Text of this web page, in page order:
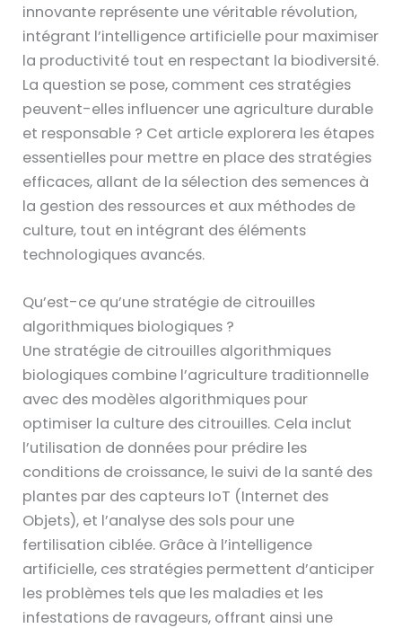
innovante représente une véritable révolution,
intégrant l’intelligence artificielle pour maximiser
la productivité tout en respectant la biodiversité.
La question se pose, comment ces stratégies
peuvent-elles influencer une agriculture durable
et responsable ? Cet article explorera les étapes
essentielles pour mettre en place des stratégies
efficaces, allant de la sélection des semences à
la gestion des ressources et aux méthodes de
culture, tout en intégrant des éléments
technologiques avancés.
Qu’est-ce qu’une stratégie de citrouilles
algorithmiques biologiques ?
Une stratégie de citrouilles algorithmiques
biologiques combine l’agriculture traditionnelle
avec des modèles algorithmiques pour
optimiser la culture des citrouilles. Cela inclut
l’utilisation de données pour prédire les
conditions de croissance, le suivi de la santé des
plantes par des capteurs IoT (Internet des
Objets), et l’analyse des sols pour une
fertilisation ciblée. Grâce à l’intelligence
artificielle, ces stratégies permettent d’anticiper
les problèmes tels que les maladies et les
infestations de ravageurs, offrant ainsi une